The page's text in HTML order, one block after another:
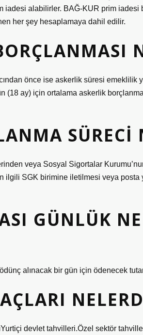
iadesi alabilirler. BAĞ-KUR prim iadesi
her şey hesaplamaya dahil edilir.
önce ise askerlik süresi emeklilik
(18 ay) için ortalama askerlik
SÜRECI
veya Sosyal Sigortalar
ilgili SGK birimine iletilmesi veya
GÜNLÜK
alınacak bir gün için ödenecek
devlet tahvilleri.Özel sektör